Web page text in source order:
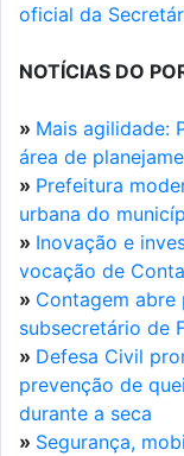
oficial da
NOTÍCIAS DO
» Mais agilidade:
área de
» Prefeitura
urbana do
» Inovação e
vocação de
» Contagem abre
subsecretário de
» Defesa Civil
prevenção de
durante a seca
» Segurança,